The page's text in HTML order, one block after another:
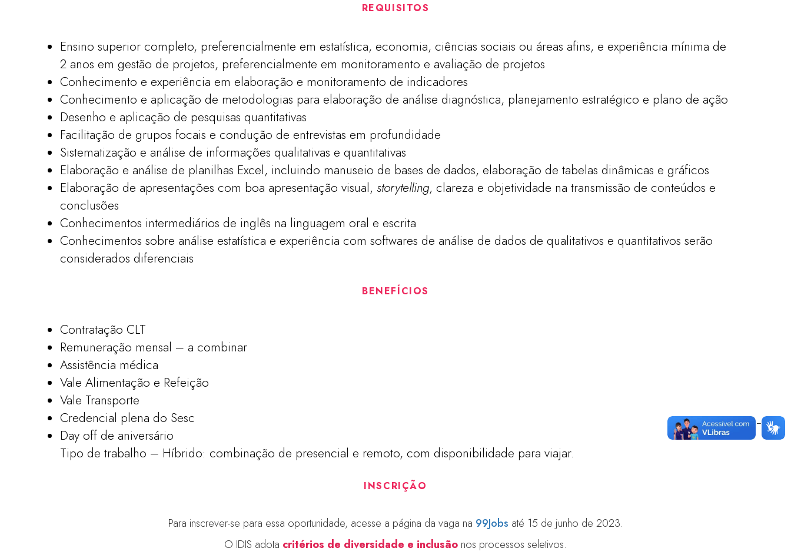
REQUISITOS
Ensino superior completo, preferencialmente em estatística, economia, ciências sociais ou áreas afins, e experiência mínima de
2 anos em gestão de projetos, preferencialmente em monitoramento e avaliação de projetos
Conhecimento e experiência em elaboração e monitoramento de indicadores
Conhecimento e aplicação de metodologias para elaboração de análise diagnóstica, planejamento estratégico e plano de ação
Desenho e aplicação de pesquisas quantitativas
Facilitação de grupos focais e condução de entrevistas em profundidade
Sistematização e análise de informações qualitativas e quantitativas
Elaboração e análise de planilhas Excel, incluindo manuseio de bases de dados, elaboração de tabelas dinâmicas e gráficos
Elaboração de apresentações com boa apresentação visual, storytelling, clareza e objetividade na transmissão de conteúdos e
conclusões
Conhecimentos intermediários de inglês na linguagem oral e escrita
Conhecimentos sobre análise estatística e experiência com softwares de análise de dados de qualitativos e quantitativos serão
considerados diferenciais
BENEFÍCIOS
Contratação CLT
Remuneração mensal – a combinar
Assistência médica
Vale Alimentação e Refeição
Vale Transporte
Credencial plena do Sesc
Day off de aniversário
Tipo de trabalho – Híbrido: combinação de presencial e remoto, com disponibilidade para viajar.
INSCRIÇÃO
Para inscrever-se para essa oportunidade, acesse a página da vaga na 99Jobs até 15 de junho de 2023.
O IDIS adota critérios de diversidade e inclusão nos processos seletivos.